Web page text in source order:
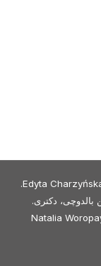
دکتری.